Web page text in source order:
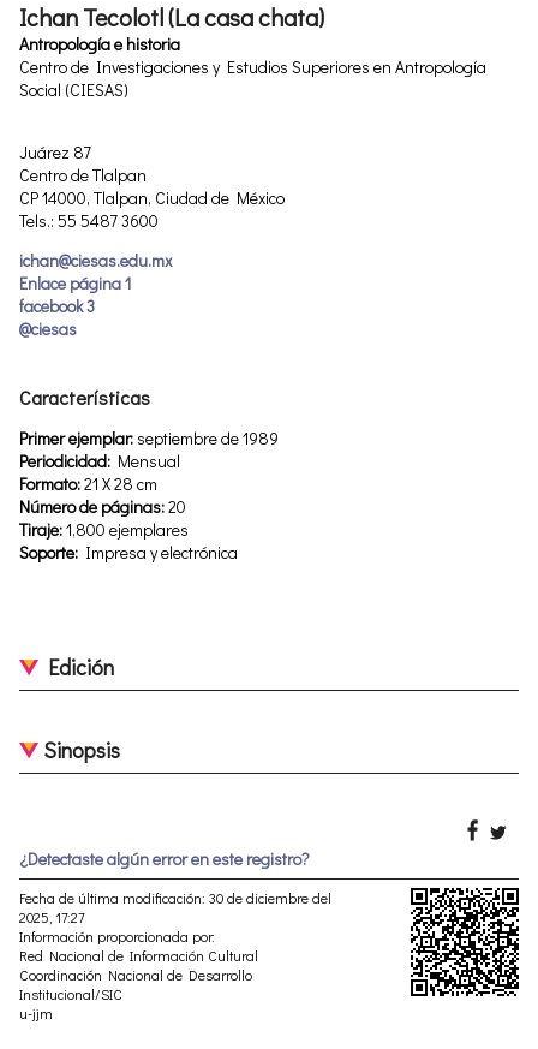
Ichan Tecolotl (La casa chata)
Antropología e historia
Centro de Investigaciones y Estudios Superiores en Antropología
Social (CIESAS)
Juárez 87
Centro de Tlalpan
CP 14000, Tlalpan, Ciudad de México
Tels.: 55 5487 3600
ichan@ciesas.edu.mx
Enlace página 1
facebook 3
@ciesas
Características
Primer ejemplar:septiembre de 1989
Periodicidad:Mensual
Formato:21 X 28 cm
Número de páginas:20
Tiraje:1,800 ejemplares
Soporte:Impresa y electrónica
Edición
Sinopsis
¿Detectaste algún error en este registro?
Fecha de última modificación: 30 de diciembre del
2025, 17:27
Información proporcionada por:
Red Nacional de Información Cultural
Coordinación Nacional de Desarrollo
Institucional/SIC
u-jjm